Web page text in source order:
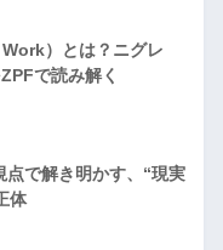
）とは？ニグレ
で読み解く
で解き明かす、“現実
体